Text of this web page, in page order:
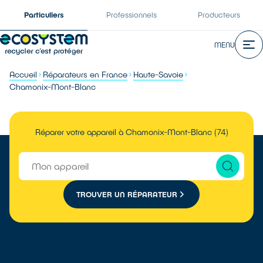
Particuliers Professionnels Producteurs
MENU
Accueil Réparateurs en France
Haute-Savoie
Chamonix-Mont-Blanc
Réparer votre appareil à Chamonix-Mont-Blanc (74)
TROUVER UN RÉPARATEUR